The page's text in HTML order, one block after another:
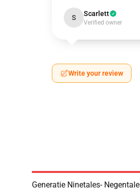
S Scarlett
Verified owner
Write your review
Generatie Ninetales-